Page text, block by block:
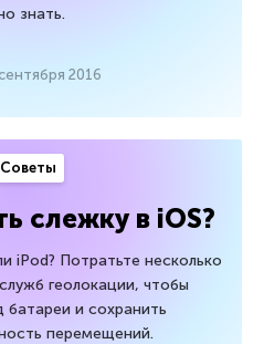
знать.
2016
Советы
слежку в iOS?
iPod? Потратьте несколько
геолокации, чтобы
батареи и сохранить
перемещений.